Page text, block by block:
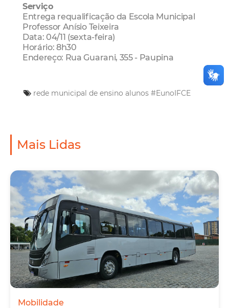
Serviço
Entrega requalificação da Escola Municipal
Professor Anísio Teixeira
Data: 04/11 (sexta-feira)
Horário: 8h30
Endereço: Rua Guarani, 355 - Paupina
rede municipal de ensino alunos #EunoIFCE
Mais Lidas
Mobilidade